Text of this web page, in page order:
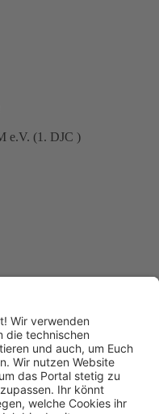
e.V. (1. DJC )
(1. DJC )